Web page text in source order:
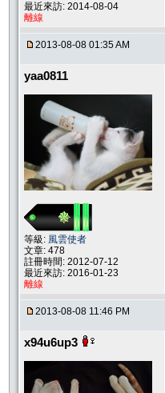
最近來訪: 2014-08-04
離線
2013-08-08 01:35 AM
yaa0811
等級: 風雲使者
文章: 478
註冊時間: 2012-07-12
最近來訪: 2016-01-23
離線
2013-08-08 11:46 PM
x94u6up3